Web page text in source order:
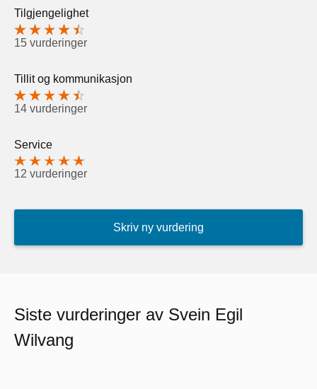
Tilgjengelighet
15 vurderinger
Tillit og kommunikasjon
14 vurderinger
Service
12 vurderinger
Skriv ny vurdering
Siste vurderinger av Svein Egil
Wilvang